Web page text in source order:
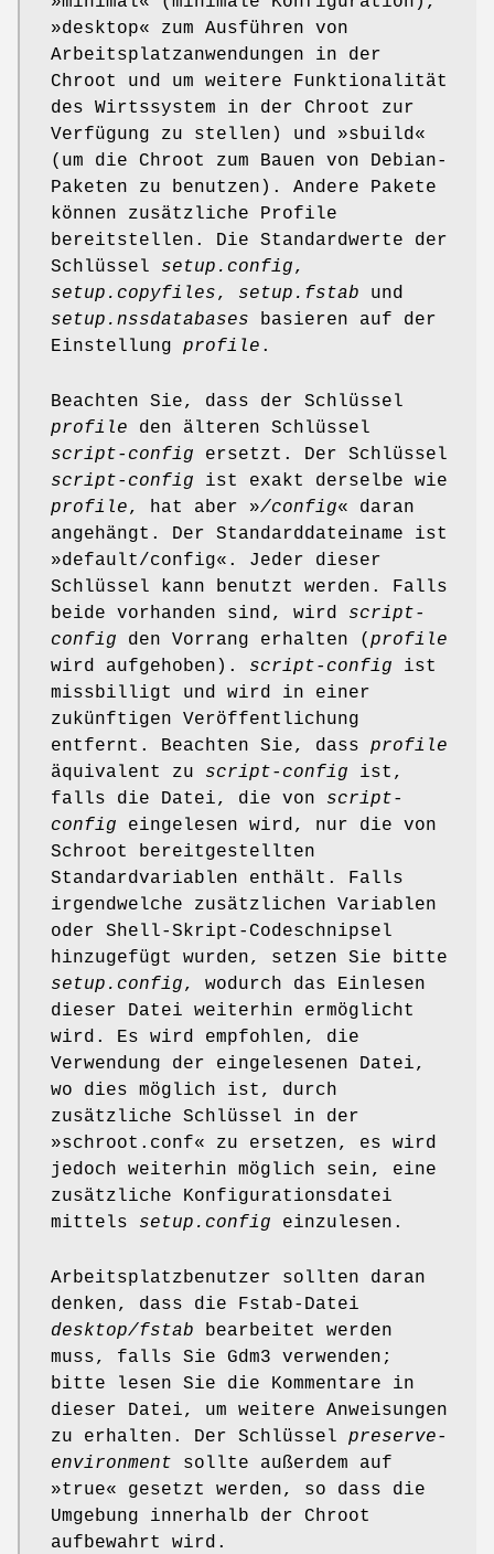
»desktop« zum Ausführen von
Arbeitsplatzanwendungen in der
Chroot und um weitere Funktionalität
des Wirtssystem in der Chroot zur
Verfügung zu stellen) und »sbuild«
(um die Chroot zum Bauen von Debian-
Paketen zu benutzen). Andere Pakete
können zusätzliche Profile
bereitstellen. Die Standardwerte der
Schlüssel setup.config,
setup.copyfiles, setup.fstab und
setup.nssdatabases basieren auf der
Einstellung profile .
Beachten Sie, dass der Schlüssel
profile den älteren Schlüssel
script-config ersetzt. Der Schlüssel
script-config ist exakt derselbe wie
profile, hat aber »/config« daran
angehängt. Der Standarddateiname ist
»default/config«. Jeder dieser
Schlüssel kann benutzt werden. Falls
beide vorhanden sind, wird script-
config den Vorrang erhalten ( profile
wird aufgehoben). script-config ist
missbilligt und wird in einer
zukünftigen Veröffentlichung
entfernt. Beachten Sie, dass profile
äquivalent zu script-config ist,
falls die Datei, die von script-
config eingelesen wird, nur die von
Schroot bereitgestellten
Standardvariablen enthält. Falls
irgendwelche zusätzlichen Variablen
oder Shell-Skript-Codeschnipsel
hinzugefügt wurden, setzen Sie bitte
setup.config, wodurch das Einlesen
dieser Datei weiterhin ermöglicht
wird. Es wird empfohlen, die
Verwendung der eingelesenen Datei,
wo dies möglich ist, durch
zusätzliche Schlüssel in der
»schroot.conf« zu ersetzen, es wird
jedoch weiterhin möglich sein, eine
zusätzliche Konfigurationsdatei
mittels setup.config einzulesen.
Arbeitsplatzbenutzer sollten daran
denken, dass die Fstab-Datei
desktop/fstab bearbeitet werden
muss, falls Sie Gdm3 verwenden;
bitte lesen Sie die Kommentare in
dieser Datei, um weitere Anweisungen
zu erhalten. Der Schlüssel preserve-
environment sollte außerdem auf
»true« gesetzt werden, so dass die
Umgebung innerhalb der Chroot
aufbewahrt wird.